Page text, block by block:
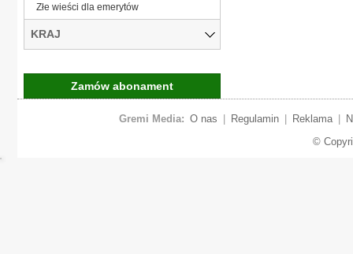
Złe wieści dla emerytów
KRAJ
Zamów abonament
Gremi Media: O nas Regulamin Reklama
©